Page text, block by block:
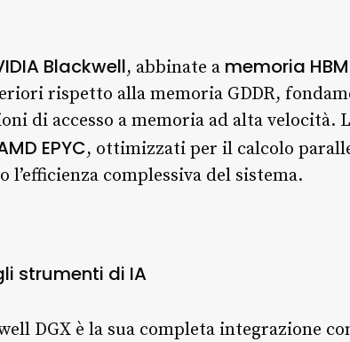
Blackwell, abbinate a memoria
rispetto alla memoria GDDR,
di accesso a memoria ad alta velocità.
EPYC, ottimizzati per il calcolo
complessiva del sistema.
strumenti di IA
DGX è la sua completa integrazione